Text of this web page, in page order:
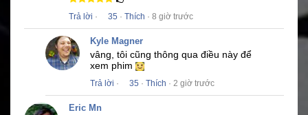
Trả lời · 35 · Thích · 8 giờ trước
Kyle Magner
vâng, tôi cũng thông qua điều này để
xem phim
Trả lời · 35 · Thích · 2 giờ trước
Eric Mn